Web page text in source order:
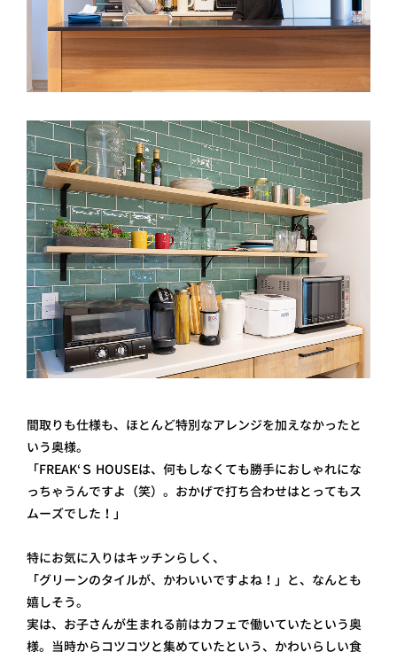
間取りも仕様も、ほとんど特別なアレンジを加えなかったと
いう奥様。
「FREAK‘Ｓ HOUSEは、何もしなくても勝手におしゃれにな
っちゃうんですよ（笑）。おかげで打ち合わせはとってもス
ムーズでした！」
特にお気に入りはキッチンらしく、
「グリーンのタイルが、かわいいですよね！」と、なんとも
嬉しそう。
実は、お子さんが生まれる前はカフェで働いていたという奥
様。当時からコツコツと集めていたという、かわいらしい食